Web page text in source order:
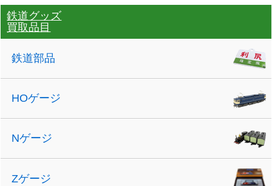
鉄道グッズ
買取品目
鉄道部品
HOゲージ
Nゲージ
Zゲージ